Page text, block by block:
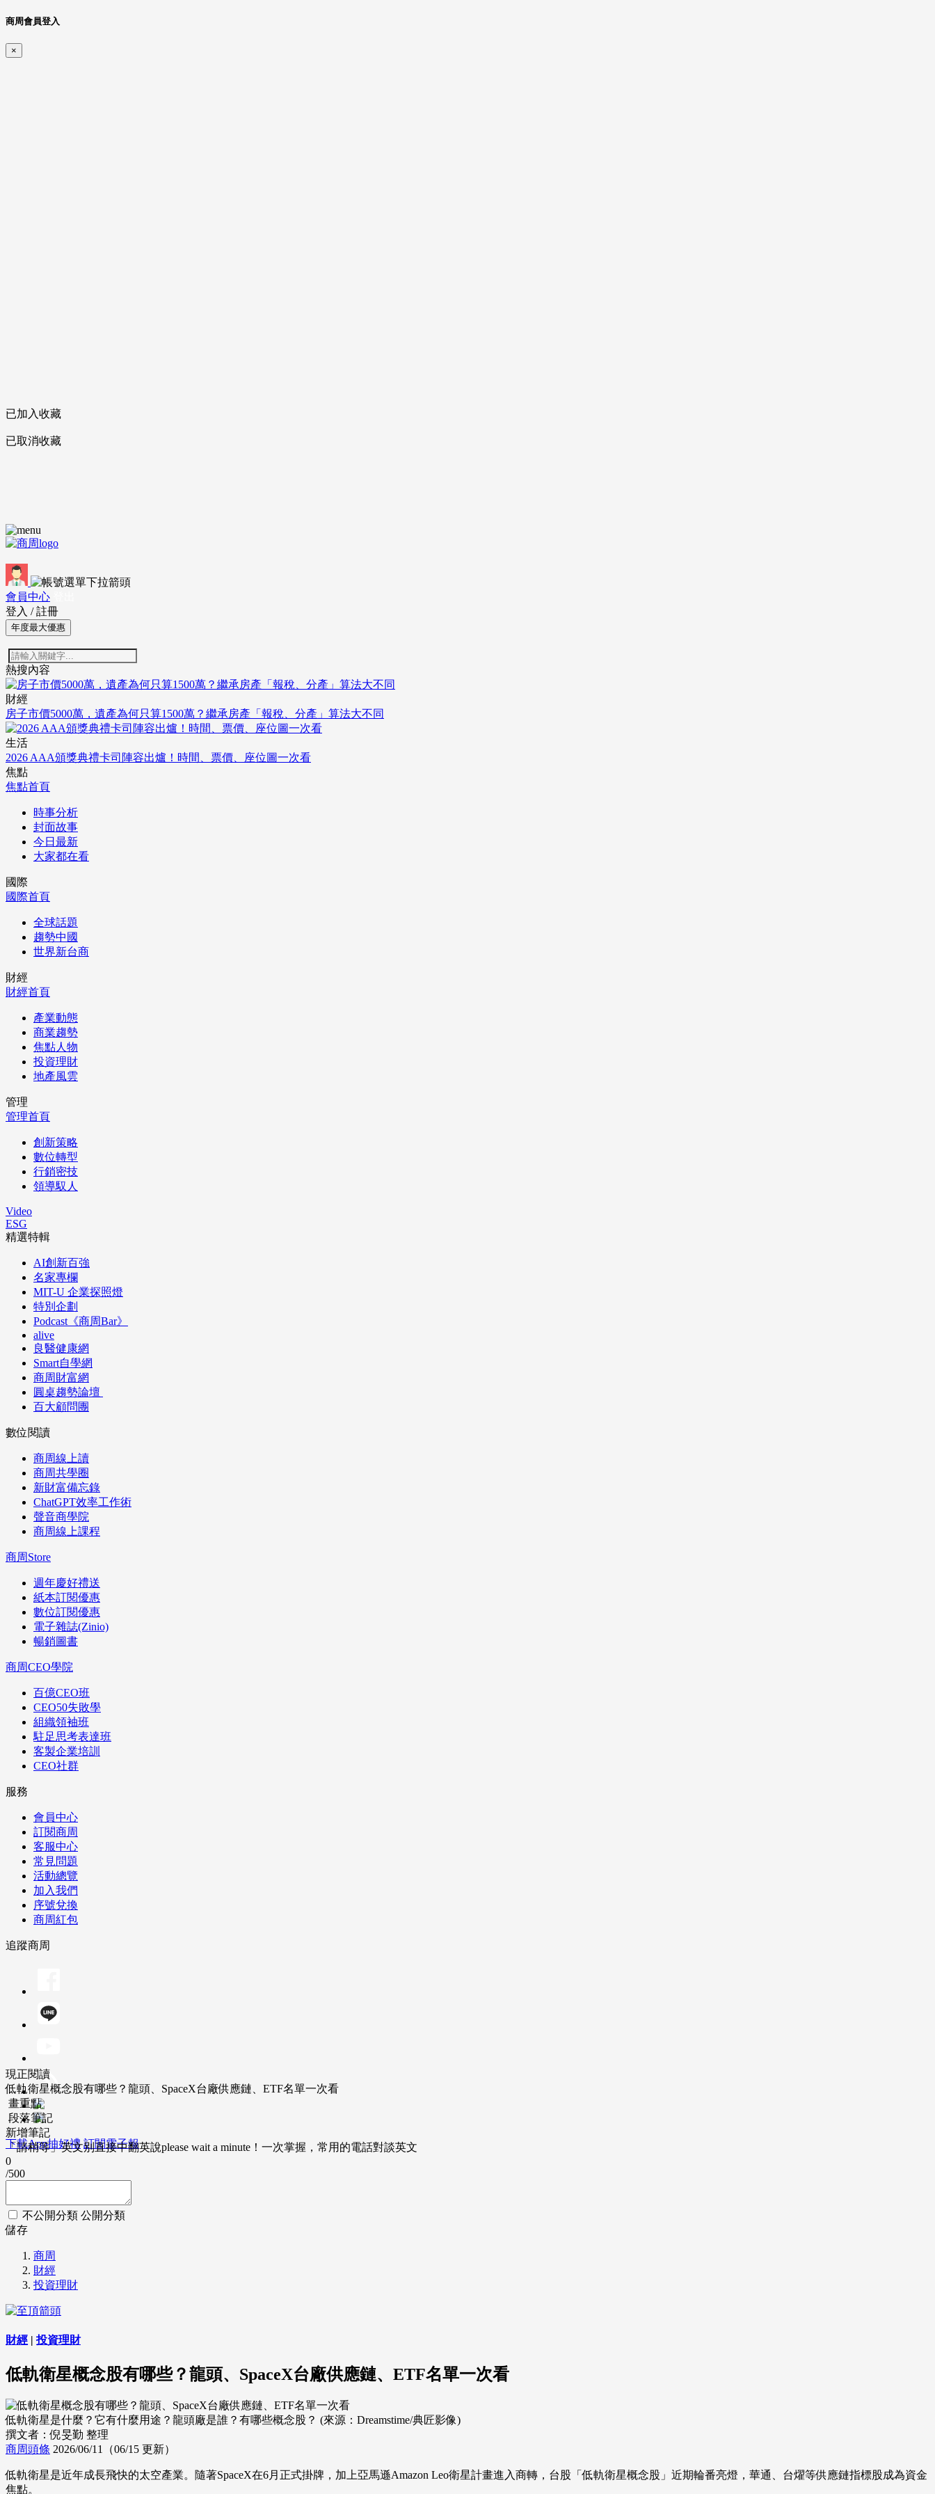
商周會員登入
×
已加入收藏
已取消收藏
會員中心
登入 / 註冊
年度最大優惠
熱搜內容
財經
房子市價5000萬，遺產為何只算1500萬？繼承房產「報稅、分產」算法大不同
生活
2026 AAA頒獎典禮卡司陣容出爐！時間、票價、座位圖一次看
焦點
焦點首頁
時事分析
封面故事
今日最新
大家都在看
國際
國際首頁
全球話題
趨勢中國
世界新台商
財經
財經首頁
產業動態
商業趨勢
焦點人物
投資理財
地產風雲
管理
管理首頁
創新策略
數位轉型
行銷密技
領導馭人
Video
ESG
精選特輯
AI創新百強
名家專欄
MIT-U 企業探照燈
特別企劃
Podcast《商周Bar》
alive
良醫健康網
Smart自學網
商周財富網
圓桌趨勢論壇
百大顧問團
數位閱讀
商周線上讀
商周共學圈
新財富備忘錄
ChatGPT效率工作術
聲音商學院
商周線上課程
商周Store
週年慶好禮送
紙本訂閱優惠
數位訂閱優惠
電子雜誌(Zinio)
暢銷圖書
商周CEO學院
百億CEO班
CEO50失敗學
組織領袖班
駐足思考表達班
客製企業培訓
CEO社群
服務
會員中心
訂閱商周
客服中心
常見問題
活動總覽
加入我們
序號兌換
商周紅包
追蹤商周
下載App抽好禮 訂閱電子報
現正閱讀
低軌衛星概念股有哪些？龍頭、SpaceX台廠供應鏈、ETF名單一次看
畫重點
段落筆記
新增筆記
「請稍等」英文別直接中翻英說please wait a minute！一次掌握，常用的電話對談英文
0
/500
不公開分類 公開分類
儲存
商周
財經
投資理財
財經 | 投資理財
低軌衛星概念股有哪些？龍頭、SpaceX台廠供應鏈、ETF名單一次看
低軌衛星是什麼？它有什麼用途？龍頭廠是誰？有哪些概念股？ (來源：Dreamstime/典匠影像)
撰文者：倪旻勤 整理
商周頭條 2026/06/11（06/15 更新）
低軌衛星是近年成長飛快的太空產業。隨著SpaceX在6月正式掛牌，加上亞馬遜Amazon Leo衛星計畫進入商轉，台股「低軌衛星概念股」近期輪番亮燈，華通、台燿等供應鏈指標股成為資金
焦點。